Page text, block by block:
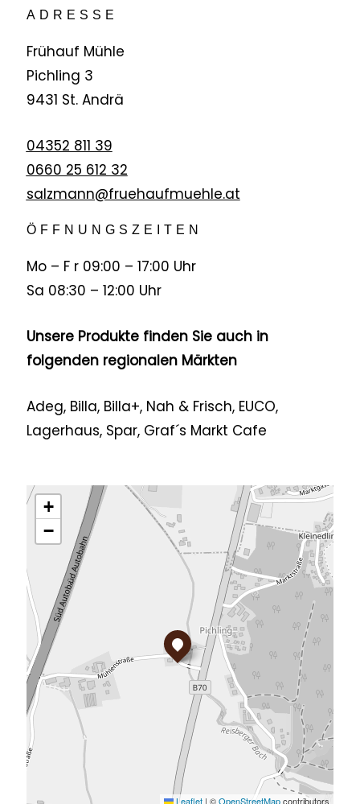
ADRESSE
Frühauf Mühle
Pichling 3
9431 St. Andrä
04352 811 39
0660 25 612 32
salzmann@fruehaufmuehle.at
ÖFFNUNGSZEITEN
Mo – F r 09:00 – 17:00 Uhr
Sa 08:30 – 12:00 Uhr
Unsere Produkte finden Sie auch in
folgenden regionalen Märkten
Adeg, Billa, Billa+, Nah & Frisch, EUCO,
Lagerhaus, Spar, Graf´s Markt Cafe
+
−
Leaflet | ©OpenStreetMapcontributors